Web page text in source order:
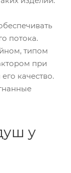
потока.
типом
при
качество.
у